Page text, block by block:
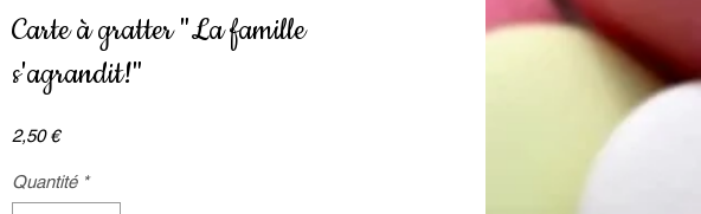
Carte à gratter "La famille
s'agrandit!"
2,50 €Prix
Quantité *